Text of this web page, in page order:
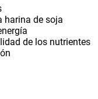
harina de soja
de los nutrientes